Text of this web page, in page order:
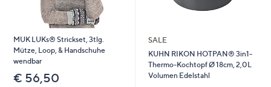
MUK LUKs® Strickset, 3tlg.
Mütze, Loop, & Handschuhe
wendbar
€ 56,50
SALE
KUHN RIKON HOTPAN® 3in1-
Thermo-Kochtopf Ø 18cm, 2,0L
Volumen Edelstahl